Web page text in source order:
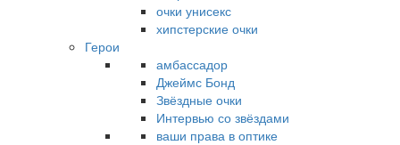
очки унисекс
хипстерские очки
Герои
амбассадор
Джеймс Бонд
Звёздные очки
Интервью со звёздами
ваши права в оптике